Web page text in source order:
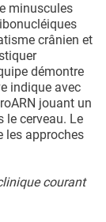
minuscules
crânien et
démontre
indique avec
jouant un
le cerveau. Le
les approches
courant